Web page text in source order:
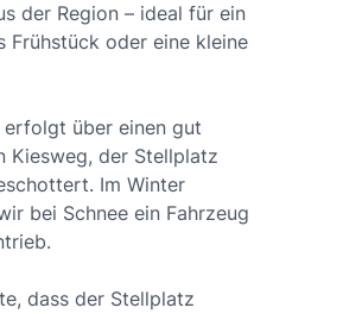
der Region – ideal für ein
Frühstück oder eine kleine
über einen gut
Kiesweg, der Stellplatz
Im Winter
bei Schnee ein Fahrzeug
dass der Stellplatz